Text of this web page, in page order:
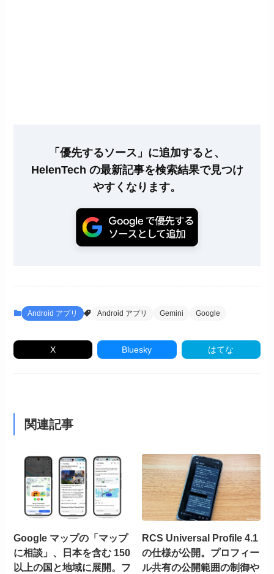
「優先するソース」に追加すると、
HelenTech の最新記事を検索結果で見つけ
やすくなります。
Android アプリ Android アプリ Gemini Google
X Bluesky はてな
関連記事
Google マップの「マップ
に相談」、日本を含む 150
以上の国と地域に展開。フ
RCS Universal Profile 4.1
の仕様が公開。プロフィー
ル共有の公開範囲の制御や